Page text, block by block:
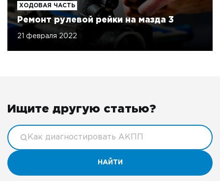
ХОДОВАЯ ЧАСТЬ
Ремонт рулевой рейки на мазда 3
21 февраля 2022
Ищите другую статью?
НАЙТИ